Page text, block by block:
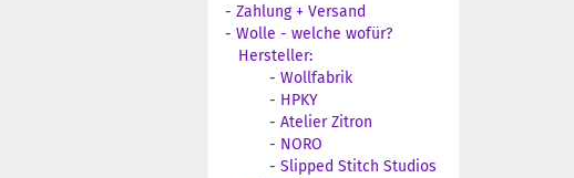
- Zahlung + Versand
- Wolle - welche wofür?
Hersteller:
- Wollfabrik
- HPKY
- Atelier Zitron
- NORO
- Slipped Stitch Studios